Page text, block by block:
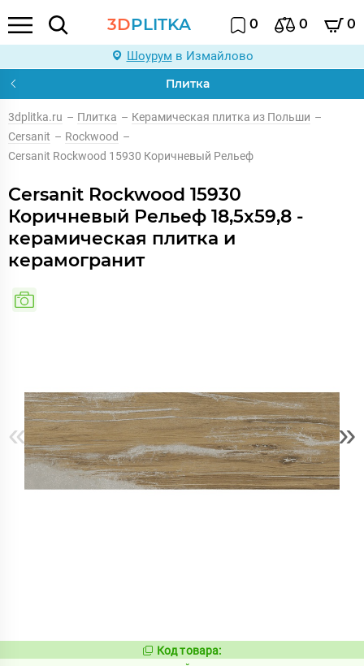
3DPLITKA 0 0 0
Шоурум в Измайлово
Плитка
3dplitka.ru – Плитка – Керамическая плитка из Польши –
Cersanit – Rockwood –
Cersanit Rockwood 15930 Коричневый Рельеф
Cersanit Rockwood 15930
Коричневый Рельеф 18,5x59,8 -
керамическая плитка и
керамогранит
« »
Код:
830674
Код товара: